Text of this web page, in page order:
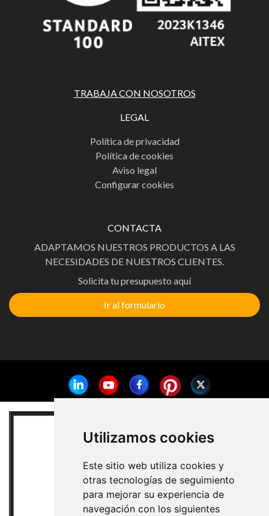
Utilizamos cookies
Este sitio web utiliza cookies y
otras tecnologías de seguimiento
para mejorar su experiencia de
navegación con los siguientes
TRABAJA CON NOSOTROS
LEGAL
Política de privacidad
Política de cookies
Aviso legal
Configurar cookies
CONTACTA
ADAPTAMOS NUESTROS PRODUCTOS A LAS
NECESIDADES DE NUESTROS CLIENTES.
Solicita tu presupuesto aquí
Ir al formulario